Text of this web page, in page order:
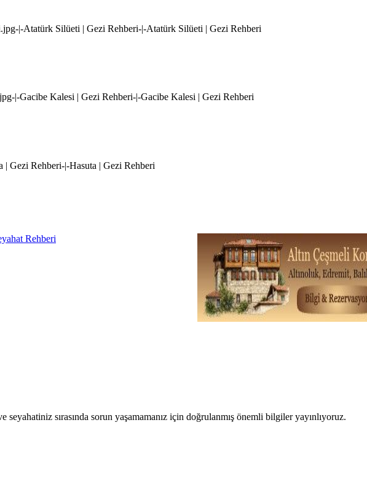
|-Atatürk Silüeti | Gezi Rehberi-|-Atatürk Silüeti | Gezi Rehberi
|-Gacibe Kalesi | Gezi Rehberi-|-Gacibe Kalesi | Gezi Rehberi
| Gezi Rehberi-|-Hasuta | Gezi Rehberi
sırasında sorun yaşamamanız için doğrulanmış önemli bilgiler yayınlıyoruz.